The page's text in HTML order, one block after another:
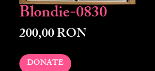
Blondie-0830
200,00 RONPreț
DONATE